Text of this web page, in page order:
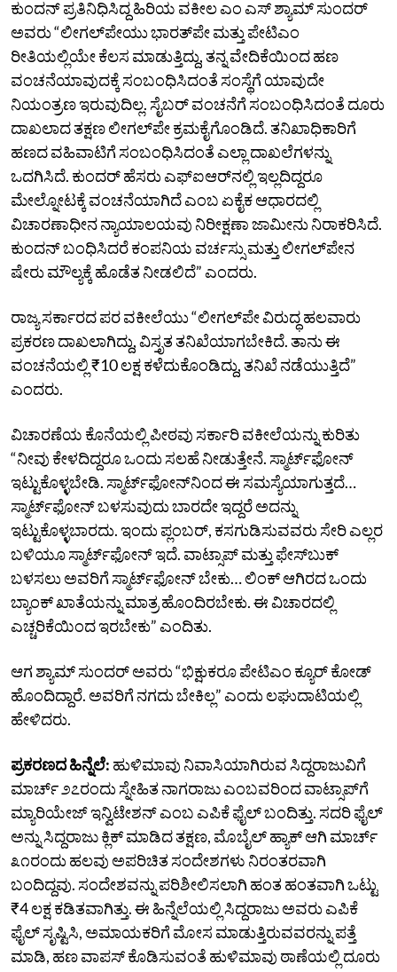
ಕುಂದನ್‌ ಪ್ರತಿನಿಧಿಸಿದ್ದ ಹಿರಿಯ ವಕೀಲ ಎಂ ಎಸ್‌ ಶ್ಯಾಮ್‌ ಸುಂದರ್‌
ಅವರು “ಲೀಗಲ್‌ಪೇಯು ಭಾರತ್‌ಪೇ ಮತ್ತು ಪೇಟಿಎಂ
ರೀತಿಯಲ್ಲಿಯೇ ಕೆಲಸ ಮಾಡುತ್ತಿದ್ದು, ತನ್ನ ವೇದಿಕೆಯಿಂದ ಹಣ
ವಂಚನೆಯಾವುದಕ್ಕೆ ಸಂಬಂಧಿಸಿದಂತೆ ಸಂಸ್ಥೆಗೆ ಯಾವುದೇ
ನಿಯಂತ್ರಣ ಇರುವುದಿಲ್ಲ. ಸೈಬರ್‌ ವಂಚನೆಗೆ ಸಂಬಂಧಿಸಿದಂತೆ ದೂರು
ದಾಖಲಾದ ತಕ್ಷಣ ಲೀಗಲ್‌ಪೇ ಕ್ರಮಕೈಗೊಂಡಿದೆ. ತನಿಖಾಧಿಕಾರಿಗೆ
ಹಣದ ವಹಿವಾಟಿಗೆ ಸಂಬಂಧಿಸಿದಂತೆ ಎಲ್ಲಾ ದಾಖಲೆಗಳನ್ನು
ಒದಗಿಸಿದೆ. ಕುಂದರ್‌ ಹೆಸರು ಎಫ್‌ಐಆರ್‌ನಲ್ಲಿ ಇಲ್ಲದಿದ್ದರೂ
ಮೇಲ್ನೋಟಕ್ಕೆ ವಂಚನೆಯಾಗಿದೆ ಎಂಬ ಏಕೈಕ ಆಧಾರದಲ್ಲಿ
ವಿಚಾರಣಾಧೀನ ನ್ಯಾಯಾಲಯವು ನಿರೀಕ್ಷಣಾ ಜಾಮೀನು ನಿರಾಕರಿಸಿದೆ.
ಕುಂದನ್‌ ಬಂಧಿಸಿದರೆ ಕಂಪನಿಯ ವರ್ಚಸ್ಸು ಮತ್ತು ಲೀಗಲ್‌ಪೇನ
ಷೇರು ಮೌಲ್ಯಕ್ಕೆ ಹೊಡೆತ ನೀಡಲಿದೆ” ಎಂದರು.
ರಾಜ್ಯ ಸರ್ಕಾರದ ಪರ ವಕೀಲೆಯು “ಲೀಗಲ್‌ಪೇ ವಿರುದ್ಧ ಹಲವಾರು
ಪ್ರಕರಣ ದಾಖಲಾಗಿದ್ದು, ವಿಸ್ತೃತ ತನಿಖೆಯಾಗಬೇಕಿದೆ. ತಾನು ಈ
ವಂಚನೆಯಲ್ಲಿ ₹10 ಲಕ್ಷ ಕಳೆದುಕೊಂಡಿದ್ದು, ತನಿಖೆ ನಡೆಯುತ್ತಿದೆ”
ಎಂದರು.
ವಿಚಾರಣೆಯ ಕೊನೆಯಲ್ಲಿ ಪೀಠವು ಸರ್ಕಾರಿ ವಕೀಲೆಯನ್ನು ಕುರಿತು
“ನೀವು ಕೇಳದಿದ್ದರೂ ಒಂದು ಸಲಹೆ ನೀಡುತ್ತೇನೆ. ಸ್ಮಾರ್ಟ್‌ಫೋನ್‌
ಇಟ್ಟುಕೊಳ್ಳಬೇಡಿ. ಸ್ಮಾರ್ಟ್‌ಫೋನ್‌ನಿಂದ ಈ ಸಮಸ್ಯೆಯಾಗುತ್ತದೆ…
ಸ್ಮಾರ್ಟ್‌ಫೋನ್‌ ಬಳಸುವುದು ಬಾರದೇ ಇದ್ದರೆ ಅದನ್ನು
ಇಟ್ಟುಕೊಳ್ಳಬಾರದು. ಇಂದು ಪ್ಲಂಬರ್, ಕಸಗುಡಿಸುವವರು ಸೇರಿ ಎಲ್ಲರ
ಬಳಿಯೂ ಸ್ಮಾರ್ಟ್‌ಫೋನ್‌ ಇದೆ. ವಾಟ್ಸಾಪ್‌ ಮತ್ತು ಫೇಸ್‌ಬುಕ್‌
ಬಳಸಲು ಅವರಿಗೆ ಸ್ಮಾರ್ಟ್‌ಫೋನ್‌ ಬೇಕು… ಲಿಂಕ್‌ ಆಗಿರದ ಒಂದು
ಬ್ಯಾಂಕ್‌ ಖಾತೆಯನ್ನು ಮಾತ್ರ ಹೊಂದಿರಬೇಕು. ಈ ವಿಚಾರದಲ್ಲಿ
ಎಚ್ಚರಿಕೆಯಿಂದ ಇರಬೇಕು” ಎಂದಿತು.
ಆಗ ಶ್ಯಾಮ್‌ ಸುಂದರ್‌ ಅವರು “ಭಿಕ್ಷುಕರೂ ಪೇಟಿಎಂ ಕ್ಯೂರ್‌ ಕೋಡ್‌
ಹೊಂದಿದ್ದಾರೆ. ಅವರಿಗೆ ನಗದು ಬೇಕಿಲ್ಲ” ಎಂದು ಲಘುದಾಟಿಯಲ್ಲಿ
ಹೇಳಿದರು.
ಪ್ರಕರಣದ ಹಿನ್ನೆಲೆ: ಹುಳಿಮಾವು ನಿವಾಸಿಯಾಗಿರುವ ಸಿದ್ದರಾಜುವಿಗೆ
ಮಾರ್ಚ್‌ ೨೭ರಂದು ಸ್ನೇಹಿತ ನಾಗರಾಜು ಎಂಬವರಿಂದ ವಾಟ್ಸಾಪ್‌ಗೆ
ಮ್ಯಾರಿಯೇಜ್‌ ಇನ್ವಿಟೇಶನ್‌ ಎಂಬ ಎಪಿಕೆ ಫೈಲ್‌ ಬಂದಿತ್ತು. ಸದರಿ ಫೈಲ್‌
ಅನ್ನು ಸಿದ್ದರಾಜು ಕ್ಲಿಕ್‌ ಮಾಡಿದ ತಕ್ಷಣ, ಮೊಬೈಲ್‌ ಹ್ಯಾಕ್‌ ಆಗಿ ಮಾರ್ಚ್‌
೩೧ರಂದು ಹಲವು ಅಪರಿಚಿತ ಸಂದೇಶಗಳು ನಿರಂತರವಾಗಿ
ಬಂದಿದ್ದವು. ಸಂದೇಶವನ್ನು ಪರಿಶೀಲಿಸಲಾಗಿ ಹಂತ ಹಂತವಾಗಿ ಒಟ್ಟು
₹4ಲಕ್ಷ ಕಡಿತವಾಗಿತ್ತು. ಈ ಹಿನ್ನೆಲೆಯಲ್ಲಿ ಸಿದ್ದರಾಜು ಅವರು ಎಪಿಕೆ
ಫೈಲ್‌ ಸೃಷ್ಟಿಸಿ, ಅಮಾಯಕರಿಗೆ ಮೋಸ ಮಾಡುತ್ತಿರುವವರನ್ನು ಪತ್ತೆ
ಮಾಡಿ, ಹಣ ವಾಪಸ್‌ ಕೊಡಿಸುವಂತೆ ಹುಳಿಮಾವು ಠಾಣೆಯಲ್ಲಿ ದೂರು